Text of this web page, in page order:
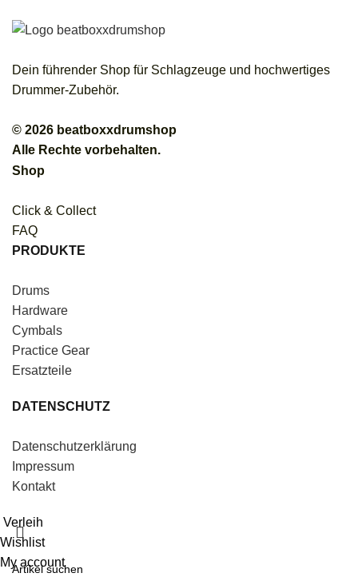
Dein führender Shop für Schlagzeuge und hochwertiges
Drummer-Zubehör.
© 2026 beatboxxdrumshop
Alle Rechte vorbehalten.
Shop
Click & Collect
FAQ
PRODUKTE
Drums
Hardware
Cymbals
Practice Gear
Ersatzteile
DATENSCHUTZ
Datenschutzerklärung
Impressum
Kontakt
Verleih
Wishlist
My account